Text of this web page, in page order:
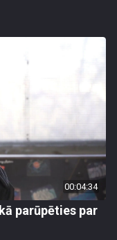
00:04:34
parūpēties par